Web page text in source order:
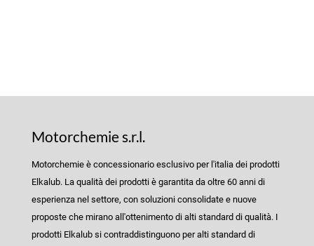
Motorchemie s.r.l.
Motorchemie è concessionario esclusivo per l'italia dei prodotti
Elkalub. La qualità dei prodotti è garantita da oltre 60 anni di
esperienza nel settore, con soluzioni consolidate e nuove
proposte che mirano all'ottenimento di alti standard di qualità. I
prodotti Elkalub si contraddistinguono per alti standard di